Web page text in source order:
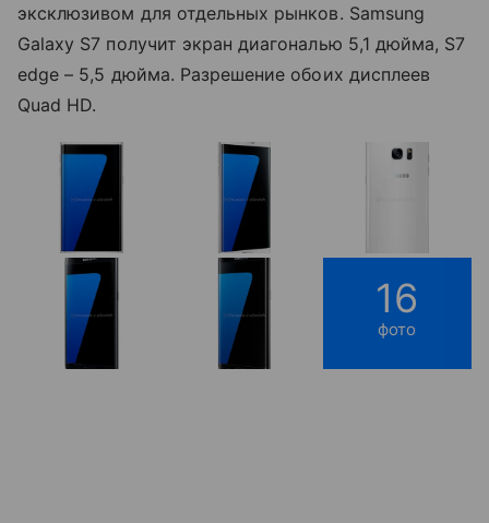
эксклюзивом для отдельных рынков. Samsung
Galaxy S7 получит экран диагональю 5,1 дюйма, S7
edge – 5,5 дюйма. Разрешение обоих дисплеев
Quad HD.
16
фото